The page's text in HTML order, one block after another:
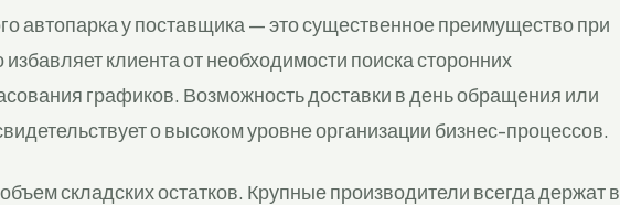
автопарка у поставщика — это существенное преимущество при
клиента от необходимости поиска сторонних
графиков. Возможность доставки в день обращения или
о высоком уровне организации бизнес-процессов.
складских остатков. Крупные производители всегда держат в